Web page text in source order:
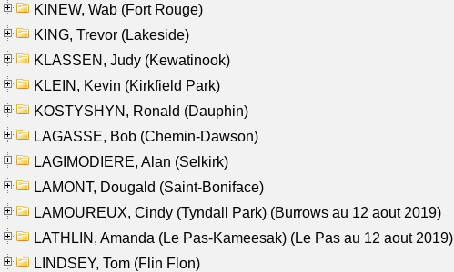
KINEW, Wab (Fort Rouge)
KING, Trevor (Lakeside)
KLASSEN, Judy (Kewatinook)
KLEIN, Kevin (Kirkfield Park)
KOSTYSHYN, Ronald (Dauphin)
LAGASSE, Bob (Chemin-Dawson)
LAGIMODIERE, Alan (Selkirk)
LAMONT, Dougald (Saint-Boniface)
LAMOUREUX, Cindy (Tyndall Park) (Burrows au 12 aout 2019)
LATHLIN, Amanda (Le Pas-Kameesak) (Le Pas au 12 aout 2019)
LINDSEY, Tom (Flin Flon)